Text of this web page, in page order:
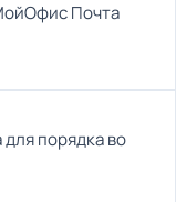
Почта
порядка во